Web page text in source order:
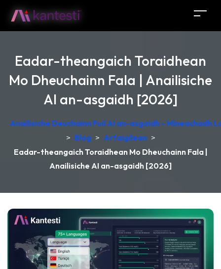
Eadar-theangaich Toraidhean
Mo Dheuchainn Fala | Anailisiche
AI an-asgaidh [2026]
Anailisiche Deuchainn Fuil AI an-asgaidh - Mìneachadh
> Blog > Artaigilean >
Eadar-theangaich Toraidhean Mo Dheuchainn Fala |
Anailisiche AI an-asgaidh [2026]